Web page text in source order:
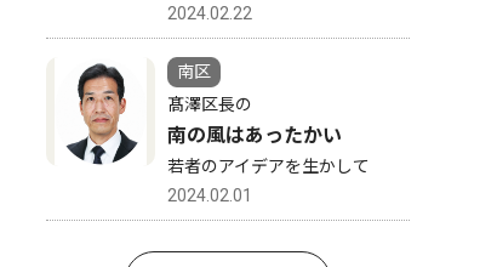
2024.02.22
南区
髙澤区長の
南の風はあったかい
若者のアイデアを生かして
2024.02.01